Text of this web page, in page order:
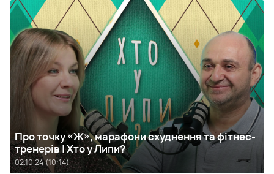
Про точку «Ж», марафони схуднення та фітнес-
тренерів | Хто у Липи?
02.10.24 (10:14)